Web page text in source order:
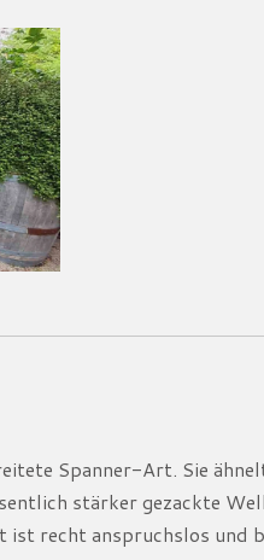
Spanner-Art. Sie
stärker gezackte
recht anspruchslos und